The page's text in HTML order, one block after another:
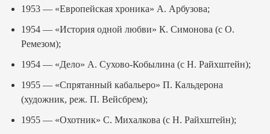
1953 — «Европейская хроника» А. Арбузова;
1954 — «История одной любви» К. Симонова (с О.
Ремезом);
1954 — «Дело» А. Сухово-Кобылина (с Н. Райхштейн);
1955 — «Спрятанный кабальеро» П. Кальдерона
(художник, реж. П. Вейсбрем);
1955 — «Охотник» С. Михалкова (с Н. Райхштейн);